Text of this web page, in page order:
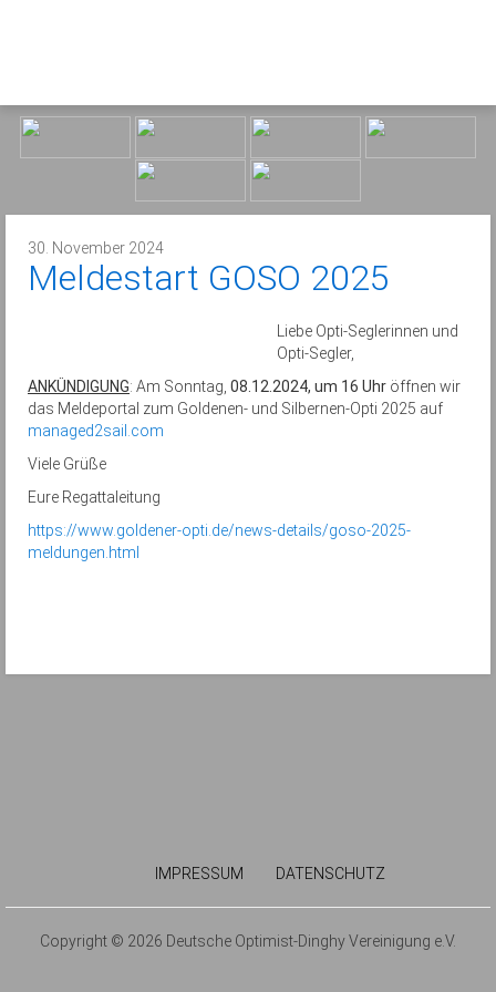
30. November 2024
Meldestart GOSO 2025
Liebe Opti-Seglerinnen und
Opti-Segler,
ANKÜNDIGUNG: Am Sonntag, 08.12.2024, um 16 Uhr öffnen wir
das Meldeportal zum Goldenen- und Silbernen-Opti 2025 auf
managed2sail.com
Viele Grüße
Eure Regattaleitung
https://www.goldener-opti.de/news-details/goso-2025-
meldungen.html
IMPRESSUM DATENSCHUTZ
Copyright © 2026 Deutsche Optimist-Dinghy Vereinigung e.V.